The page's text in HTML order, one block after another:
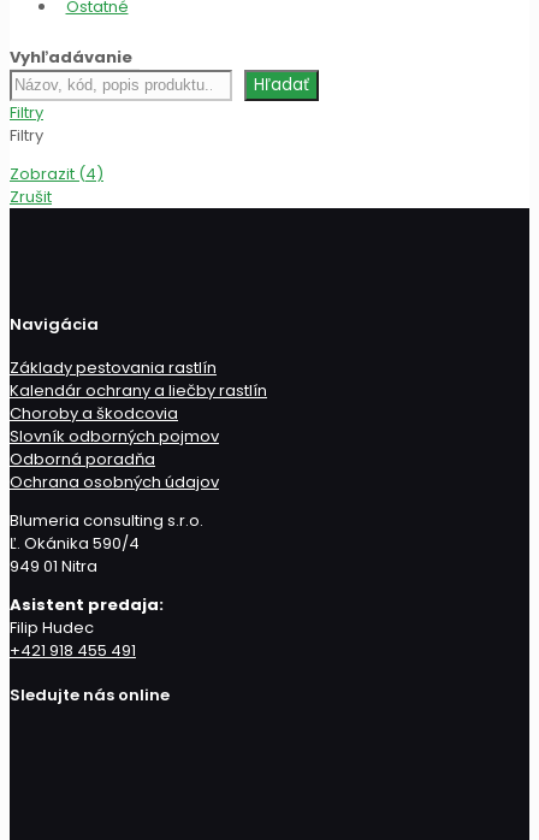
Ostatné
Vyhľadávanie
Hľadať
produkt
Hľadať
Filtry
Filtry
Zobrazit (4)
Zrušit
Navigácia
Základy pestovania rastlín
Kalendár ochrany a liečby rastlín
Choroby a škodcovia
Slovník odborných pojmov
Odborná poradňa
Ochrana osobných údajov
Blumeria consulting s.r.o.
Ľ. Okánika 590/4
949 01 Nitra
Asistent predaja:
Filip Hudec
+421 918 455 491
Sledujte nás online